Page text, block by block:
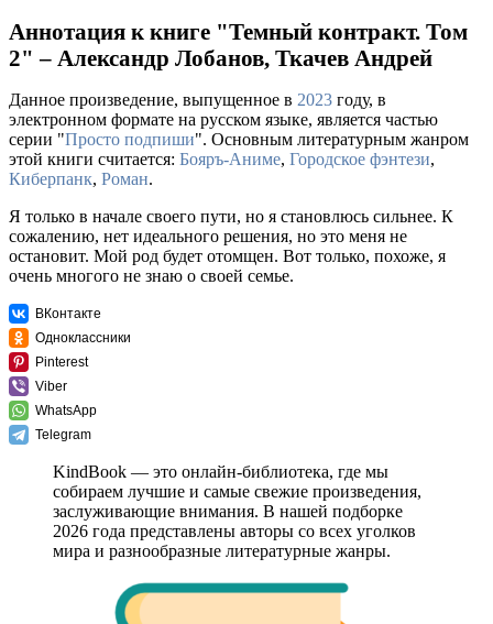
Аннотация к книге "Темный контракт. Том
2" – Александр Лобанов, Ткачев Андрей
Данное произведение, выпущенное в 2023 году, в
электронном формате на русском языке, является частью
серии "Просто подпиши". Основным литературным жанром
этой книги считается: Бояръ-Аниме, Городское фэнтези,
Киберпанк, Роман.
Я только в начале своего пути, но я становлюсь сильнее. К
сожалению, нет идеального решения, но это меня не
остановит. Мой род будет отомщен. Вот только, похоже, я
очень многого не знаю о своей семье.
ВКонтакте
Одноклассники
Pinterest
Viber
WhatsApp
Telegram
KindBook — это онлайн-библиотека, где мы
собираем лучшие и самые свежие произведения,
заслуживающие внимания. В нашей подборке
2026 года представлены авторы со всех уголков
мира и разнообразные литературные жанры.